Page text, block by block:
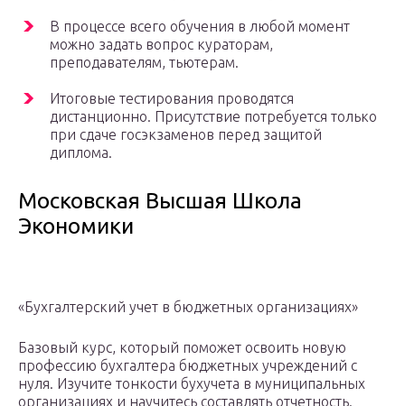
В процессе всего обучения в любой момент
можно задать вопрос кураторам,
преподавателям, тьютерам.
Итоговые тестирования проводятся
дистанционно. Присутствие потребуется только
при сдаче госэкзаменов перед защитой
диплома.
Московская Высшая Школа
Экономики
«Бухгалтерский учет в бюджетных организациях»
Базовый курс, который поможет освоить новую
профессию бухгалтера бюджетных учреждений с
нуля. Изучите тонкости бухучета в муниципальных
организациях и научитесь составлять отчетность.